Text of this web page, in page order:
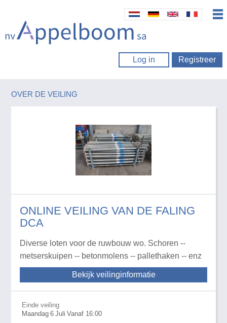
Log in Registreer
OVER DE VEILING
ONLINE VEILING VAN DE FALING
DCA
Diverse loten voor de ruwbouw wo. Schoren --
metserskuipen -- betonmolens -- pallethaken -- enz
Bekijk veilinginformatie
Einde veiling
Maandag 6 Juli Vanaf 16:00